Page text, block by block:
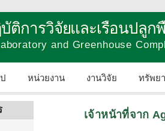
ติการวิจัยและเรือนปลูก
and Greenhouse
หน่วยงาน งานวิจัย ทรัพย
เจ้าหน้าที่จาก